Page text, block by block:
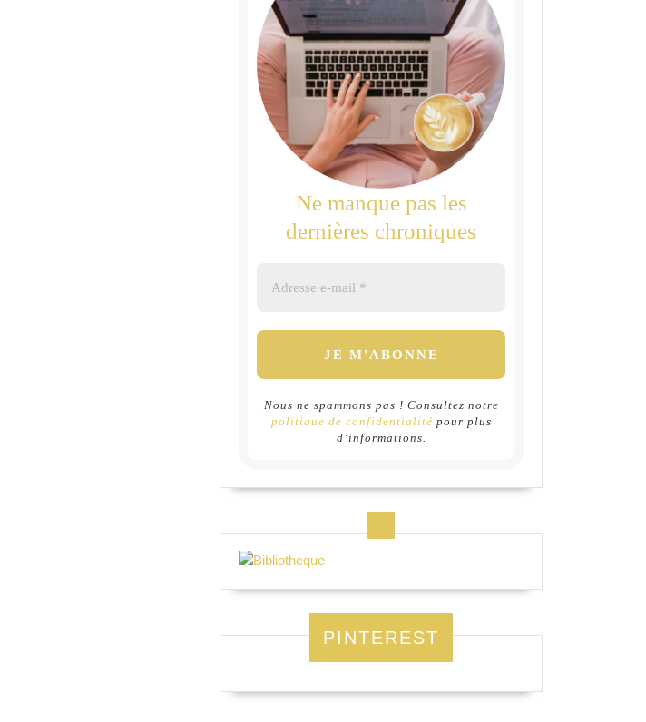
Ne manque pas les
dernières chroniques
Nous ne spammons pas ! Consultez notre
politique de confidentialité pour plus
d’informations.
PINTEREST